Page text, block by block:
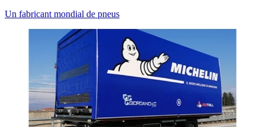
Un fabricant mondial de pneus